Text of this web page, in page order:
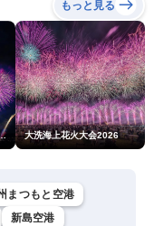
もっと見る
国花火競技大会 大洗海上花火大会2026
まつもと空港
新島空港